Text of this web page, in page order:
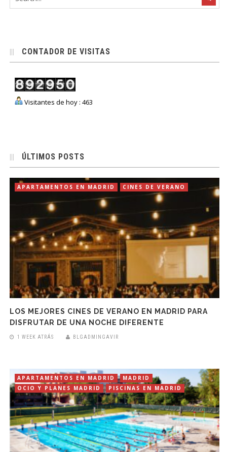
CONTADOR DE VISITAS
Visitantes de hoy : 463
ÚLTIMOS POSTS
APARTAMENTOS EN MADRID CINES DE VERANO
LOS MEJORES CINES DE VERANO EN MADRID PARA
DISFRUTAR DE UNA NOCHE DIFERENTE
1 WEEK ATRÁS BLGADMINGAVIR
APARTAMENTOS EN MADRID
MADRID
OCIO Y PLANES MADRID
PISCINAS EN MADRID